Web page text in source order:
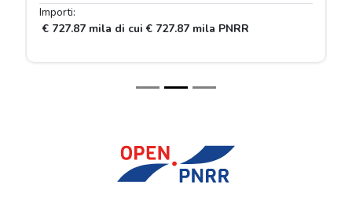
Importi:
€ 727.87 mila di cui € 727.87 mila PNRR